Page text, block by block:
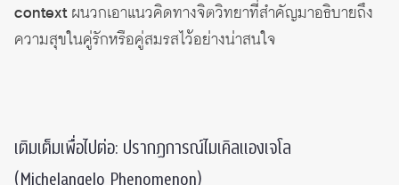
contextผนวกเอาแนวคิดทางจิตวิทยาที่สำคัญมาอธิบายถึง
ความสุขในคู่รักหรือคู่สมรสไว้อย่างน่าสนใจ
เติมเต็มเพื่อไปต่อ: ปรากฏการณ์ไมเคิลแองเจโล
(Michelangelo Phenomenon)